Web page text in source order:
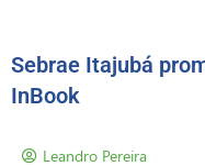
Sebrae Itajubá
InBook
Leandro Pereira